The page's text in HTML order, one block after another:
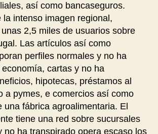
así como bancaseguros.
la intenso imagen regional,
2,5 miles de usuarios sobre
Las artículos así­ como
perfiles normales y no ha
cartas y no ha
hipotecas, préstamos al
a pymes, e comercios así­ como
una fábrica agroalimentaria. El
tiene una red sobre sucursales
no ha transpirado opera escaso los